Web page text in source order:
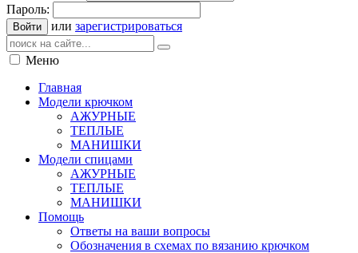
Пароль:
Войти или зарегистрироваться
Меню
Главная
Модели крючком
АЖУРНЫЕ
ТЕПЛЫЕ
МАНИШКИ
Модели спицами
АЖУРНЫЕ
ТЕПЛЫЕ
МАНИШКИ
Помощь
Ответы на ваши вопросы
Обозначения в схемах по вязанию крючком